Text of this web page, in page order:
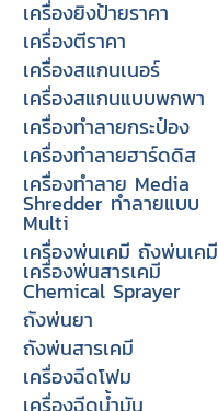
เครื่องยิงป้ายราคา
เครื่องตีราคา
เครื่องสแกนเนอร์
เครื่องสแกนแบบพกพา
เครื่องทำลายกระป๋อง
เครื่องทำลายฮาร์ดดิส
เครื่องทำลาย Media
Shredder ทำลายแบบ
Multi
เครื่องพ่นเคมี ถังพ่นเคมี
เครื่องพ่นสารเคมี
Chemical Sprayer
ถังพ่นยา
ถังพ่นสารเคมี
เครื่องฉีดโฟม
เครื่องฉีดน้ำมัน